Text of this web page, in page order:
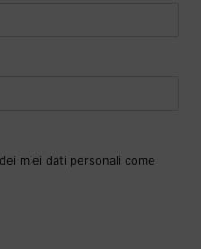
miei dati personali come